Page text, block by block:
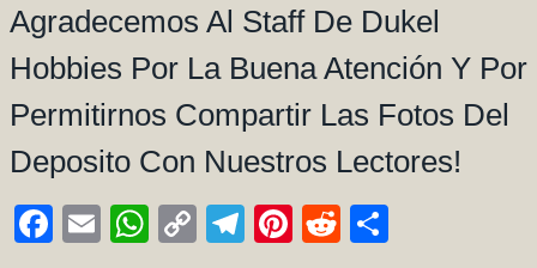
Agradecemos Al Staff De Dukel
Hobbies Por La Buena Atención Y Por
Permitirnos Compartir Las Fotos Del
Deposito Con Nuestros Lectores!
F
E
W
C
T
Pi
R